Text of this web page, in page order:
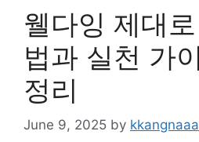
웰다잉 제대
법과 실천 가
정리
June 9, 2025 by kkangnaaa